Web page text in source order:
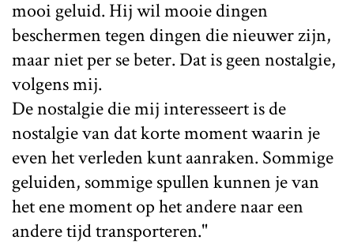
mooi geluid. Hij wil mooie dingen
beschermen tegen dingen die nieuwer zijn,
maar niet per se beter. Dat is geen nostalgie,
volgens mij.
De nostalgie die mij interesseert is de
nostalgie van dat korte moment waarin je
even het verleden kunt aanraken. Sommige
geluiden, sommige spullen kunnen je van
het ene moment op het andere naar een
andere tijd transporteren."